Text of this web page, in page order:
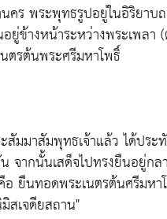
คร พระพุทธรูปอยู่ในอิริยาบ
ยู่ข้างหน้าระหว่างพระเพลา
ตรต้นพระศรีมหาโพธิ์
มมาสัมพุทธเจ้าแล้ว ได้ประ
ากนั้นเสด็จไปทรงยืนอยู่กล
ยืนทอดพระเนตรต้นศรีมหา
สเจดียสถาน"